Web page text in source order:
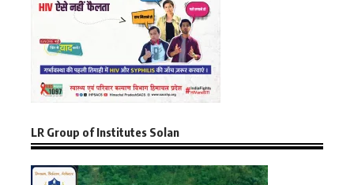
LR Group of Institutes Solan